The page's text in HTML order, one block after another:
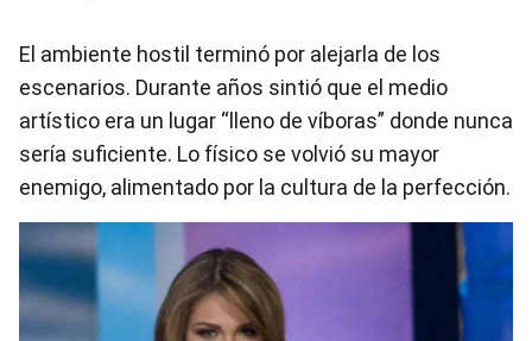
El ambiente hostil terminó por alejarla de los
escenarios. Durante años sintió que el medio
artístico era un lugar “lleno de víboras” donde nunca
sería suficiente. Lo físico se volvió su mayor
enemigo, alimentado por la cultura de la perfección.